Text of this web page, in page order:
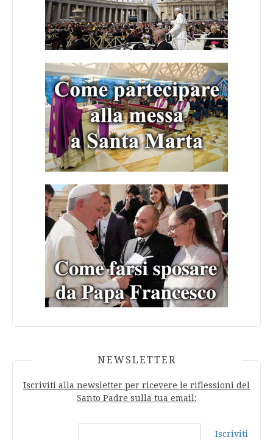
NEWSLETTER
Iscriviti alla newsletter per ricevere le riflessioni del
Santo Padre sulla tua email:
Iscriviti